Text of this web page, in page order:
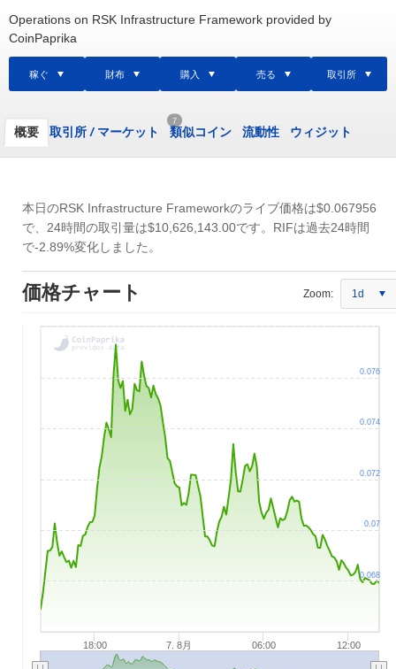
Operations on RSK Infrastructure Framework provided by
CoinPaprika
稼ぐ 財布 購入 売る 取引所
概要 取引所 /マーケット
7
類似コイン 流動性 ウィジット
本日のRSK Infrastructure Frameworkのライブ価格は$0.067956
で、24時間の取引量は$10,626,143.00です。RIFは過去24時間
で-2.89%変化しました。
価格チャート Zoom: 1d
18:00 7. 8月 06:00 12:00
0.068
0.07
0.072
0.074
0.076